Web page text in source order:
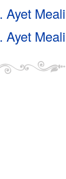
Meali
Meali